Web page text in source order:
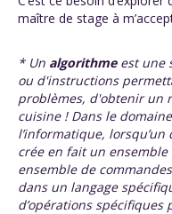
maître de stage à
* Un algorithme est une
ou d'instructions
problèmes, d'obtenir un
cuisine ! Dans le
l’informatique,
crée en fait un ensemble
ensemble de
dans un langage
d’opérations